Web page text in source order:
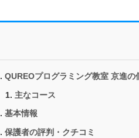
QUREOプログラミング教室 京進
主なコース
基本情報
保護者の評判・クチコミ